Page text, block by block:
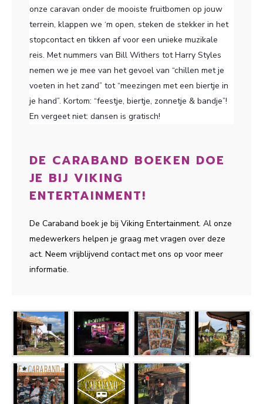
onze caravan onder de mooiste fruitbomen op jouw
terrein, klappen we ‘m open, steken de stekker in het
stopcontact en tikken af voor een unieke muzikale
reis. Met nummers van Bill Withers tot Harry Styles
nemen we je mee van het gevoel van “chillen met je
voeten in het zand” tot “meezingen met een biertje in
je hand”. Kortom: “feestje, biertje, zonnetje & bandje”!
En vergeet niet: dansen is gratisch!
DE CARABAND BOEKEN DOE
JE BIJ VIKING
ENTERTAINMENT!
De Caraband boek je bij Viking Entertainment. Al onze
medewerkers helpen je graag met vragen over deze
act. Neem vrijblijvend contact met ons op voor meer
informatie.